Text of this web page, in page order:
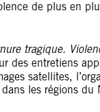
de plus en
tragique.
des entretiens
satellites,
les régions